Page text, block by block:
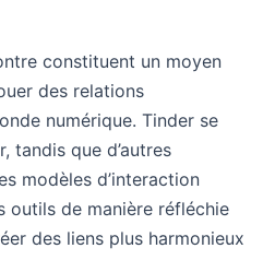
constituent un moyen
des relations
numérique. Tinder se
tandis que d’autres
modèles d’interaction
outils de manière réfléchie
des liens plus harmonieux